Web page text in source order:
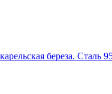
береза. Сталь